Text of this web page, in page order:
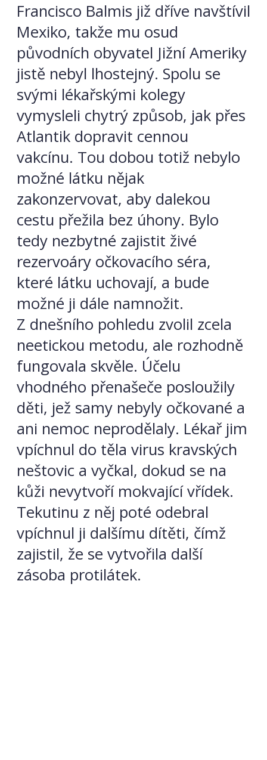
Francisco Balmis již dříve navštívil
Mexiko, takže mu osud
původních obyvatel Jižní Ameriky
jistě nebyl lhostejný. Spolu se
svými lékařskými kolegy
vymysleli chytrý způsob, jak přes
Atlantik dopravit cennou
vakcínu. Tou dobou totiž nebylo
možné látku nějak
zakonzervovat, aby dalekou
cestu přežila bez úhony. Bylo
tedy nezbytné zajistit živé
rezervoáry očkovacího séra,
které látku uchovají, a bude
možné ji dále namnožit.
Z dnešního pohledu zvolil zcela
neetickou metodu, ale rozhodně
fungovala skvěle. Účelu
vhodného přenašeče posloužily
děti, jež samy nebyly očkované a
ani nemoc neprodělaly. Lékař jim
vpíchnul do těla virus kravských
neštovic a vyčkal, dokud se na
kůži nevytvoří mokvající vřídek.
Tekutinu z něj poté odebral
vpíchnul ji dalšímu dítěti, čímž
zajistil, že se vytvořila další
zásoba protilátek.